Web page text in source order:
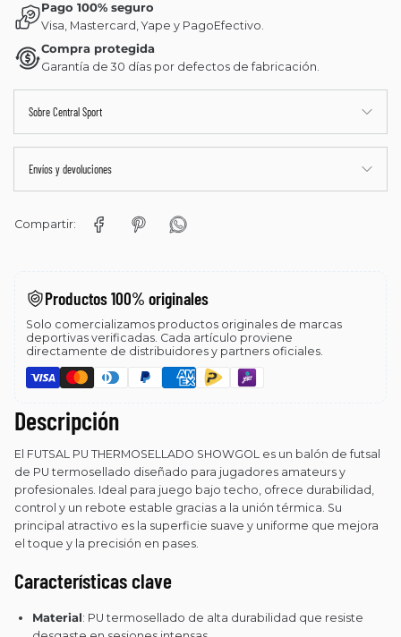
Pago 100% seguro
Visa, Mastercard, Yape y PagoEfectivo.
Compra protegida
Garantía de 30 días por defectos de fabricación.
Sobre Central Sport
Envíos y devoluciones
Compartir:
Productos 100% originales
Solo comercializamos productos originales de marcas
deportivas verificadas. Cada artículo proviene
directamente de distribuidores y partners oficiales.
Descripción
El FUTSAL PU THERMOSELLADO SHOWGOL es un balón de futsal
de PU termosellado diseñado para jugadores amateurs y
profesionales. Ideal para juego bajo techo, ofrece durabilidad,
control y un rebote estable gracias a la unión térmica. Su
principal atractivo es la superficie suave y uniforme que mejora
el toque y la precisión en pases.
Características clave
Material: PU termosellado de alta durabilidad que resiste